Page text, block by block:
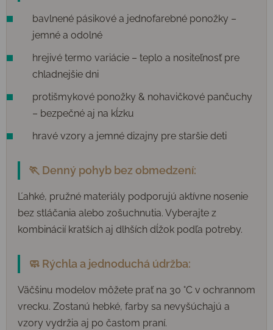
bavlnené pásikové a jednofarebné ponožky –
jemné a odolné
hrejivé termo variácie – teplo a nositeľnosť pre
chladnejšie dni
protišmykové ponožky & nohavičkové pančuchy
– bezpečné aj na kĺzku
hravé vzory a jemné dizajny pre staršie deti
🏃 Denný pohyb bez obmedzení:
Ľahké, pružné materiály podporujú aktívne nosenie
bez stláčania alebo zošuchnutia. Vyberajte z
kombinácií kratších aj dlhších dĺžok podľa potreby.
🧼 Rýchla a jednoduchá údržba:
Väčšinu modelov môžete prať na 30 °C v ochrannom
vrecku. Zostanú hebké, farby sa nevyšúchajú a
vzory vydržia aj po častom praní.